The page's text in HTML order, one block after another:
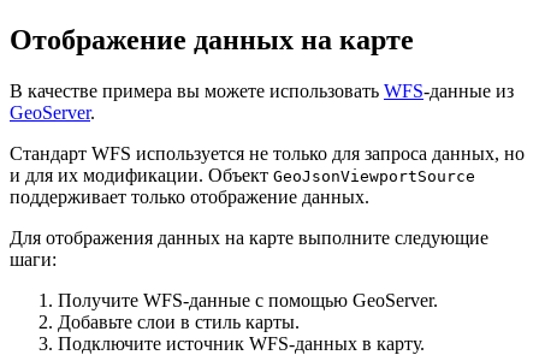
Отображение данных на карте
В качестве примера вы можете использовать WFS-данные из
GeoServer.
Стандарт WFS используется не только для запроса данных, но
и для их модификации. Объект GeoJsonViewportSource
поддерживает только отображение данных.
Для отображения данных на карте выполните следующие
шаги:
Получите WFS-данные с помощью GeoServer.
Добавьте слои в стиль карты.
Подключите источник WFS-данных в карту.